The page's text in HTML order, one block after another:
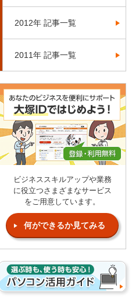
2012年 記事一覧
2011年 記事一覧
ビジネススキルアップや業務
に役立つさまざまなサービス
をご用意しています。
何ができるか見てみる